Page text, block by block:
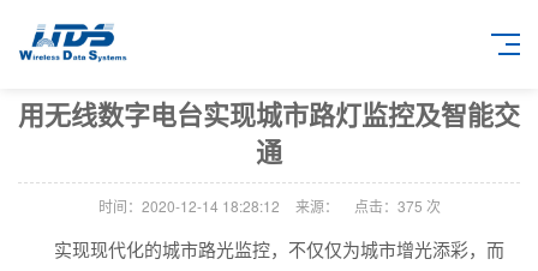
用无线数字电台实现城市路灯监控及智能交
通
时间：2020-12-14 18:28:12 来源： 点击： 375 次
实现现代化的城市路光监控，不仅仅为城市增光添彩，而